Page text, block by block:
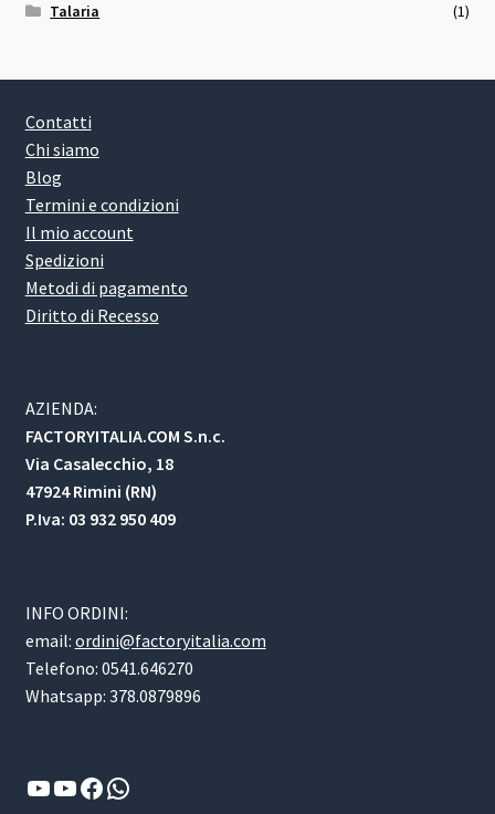
Talaria
(1)
Contatti
Chi siamo
Blog
Termini e condizioni
Il mio account
Spedizioni
Metodi di pagamento
Diritto di Recesso
AZIENDA:
FACTORYITALIA.COM S.n.c.
Via Casalecchio, 18
47924 Rimini (RN)
P.Iva: 03 932 950 409
INFO ORDINI:
email: ordini@factoryitalia.com
Telefono: 0541.646270
Whatsapp: 378.0879896
YouTube
YouTube
Facebook
WhatsApp